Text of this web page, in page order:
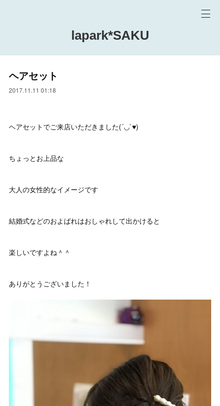
lapark*SAKU
ヘアセット
2017.11.11 01:18
ヘアセットでご来店いただきました(´◡`♥)
ちょっとお上品な
大人の女性的なイメージです
結婚式などのおよばれはおしゃれして出かけると
楽しいですよね＾＾
ありがとうございました！